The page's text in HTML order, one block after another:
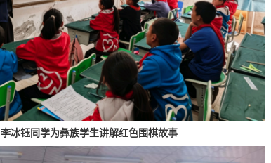
李冰钰同学为彝族学生讲解红色围棋故事